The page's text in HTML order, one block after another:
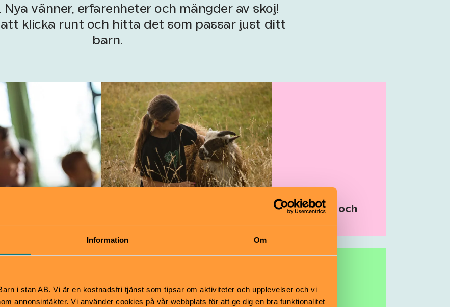
Information Om
i stan AB. Vi är en kostnadsfri tjänst som tipsar om aktiviteter och upplevelser och vi
annonsintäkter. Vi använder cookies på vår webbplats för att ge dig en bra funktionalitet
Nya vänner, erfarenheter och mängder av skoj!
att klicka runt och hitta det som passar just ditt
barn.
Djur, natur och